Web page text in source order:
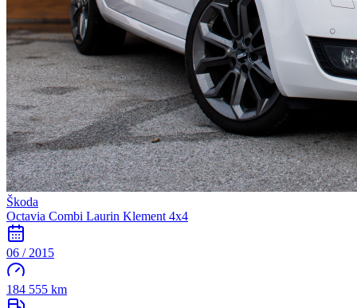
Škoda
Octavia Combi Laurin Klement 4x4
06 / 2015
184 555 km